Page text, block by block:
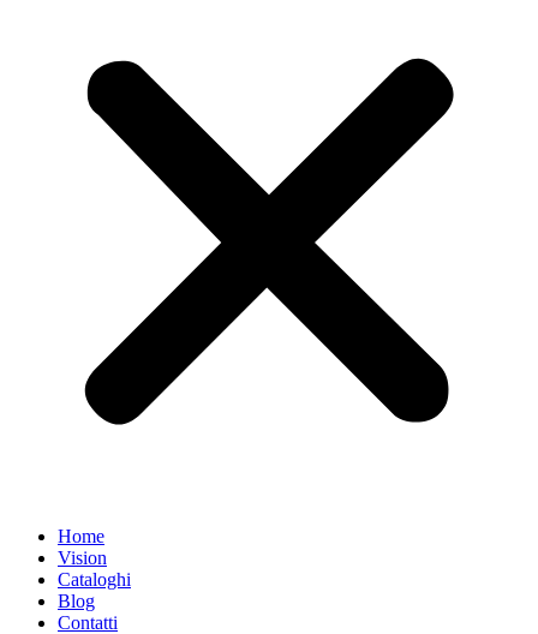
Home
Vision
Cataloghi
Blog
Contatti